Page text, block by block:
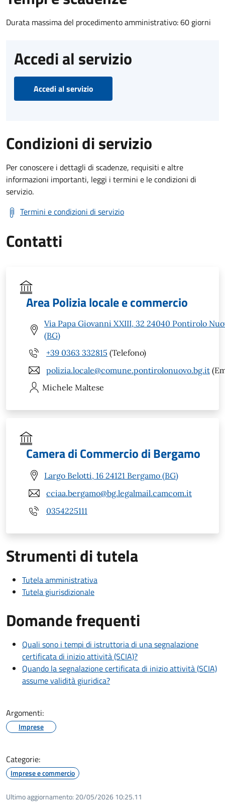
Durata massima del procedimento amministrativo: 60 giorni
Accedi al servizio
Accedi al servizio
Condizioni di servizio
Per conoscere i dettagli di scadenze, requisiti e altre
informazioni importanti, leggi i termini e le condizioni di
servizio.
Termini e condizioni di servizio
Contatti
Area Polizia locale e commercio
Via Papa Giovanni XXIII, 32 24040 Pontirolo
(BG)
+39 0363 332815 (Telefono)
polizia.locale@comune.pontirolonuovo.bg.it
Michele Maltese
Camera di Commercio di Bergamo
Largo Belotti, 16 24121 Bergamo (BG)
cciaa.bergamo@bg.legalmail.camcom.it
0354225111
Strumenti di tutela
Tutela amministrativa
Tutela giurisdizionale
Domande frequenti
Quali sono i tempi di istruttoria di una segnalazione
certificata di inizio attività (SCIA)?
Quando la segnalazione certificata di inizio attività (SCIA)
assume validità giuridica?
Argomenti:
Imprese
Categorie:
Imprese e commercio
Ultimo aggiornamento: 20/05/2026 10:25.11